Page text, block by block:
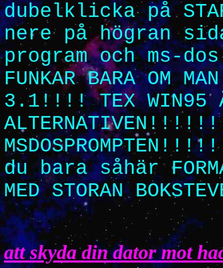
dubelklicka på
nere på högran
program och ms-
FUNKAR BARA OM
3.1!!!! TEX WIN95
ALTERNATIVEN!!!!!!
du bara såhär
MED STORAN
att skyda din dator mot